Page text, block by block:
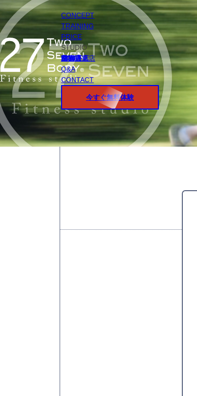
CONCEPT
TRAINING
PRICE
STUDIO
円山店
白石店
桑園店
北18条店
宮の沢店
環状通東店
STAFF
Q&A
CONTACT
今すぐ無料体験